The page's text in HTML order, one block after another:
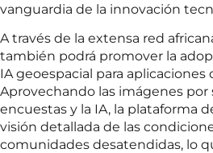
vanguardia de la innovación
A través de la extensa red
también podrá promover la
IA geoespacial para
Aprovechando las imágenes por
encuestas y la IA, la plataforma
visión detallada de las
comunidades desatendidas, lo